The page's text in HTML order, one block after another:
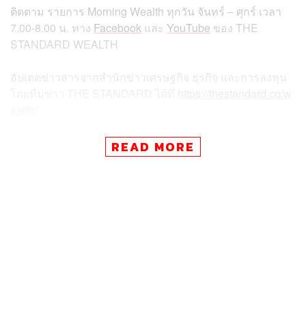
ติดตาม รายการ Morning Wealth ทุกวัน จันทร์ – ศุกร์ เวลา
7.00-8.00 น. ทาง Facebook และ YouTube ของ THE
STANDARD WEALTH
อัปเดตข่าวสารจากสำนักข่าวเศรษฐกิจ ธุรกิจ และการลงทุน
สามารถติดตาม THE STANDARD WEALTH
READ MORE